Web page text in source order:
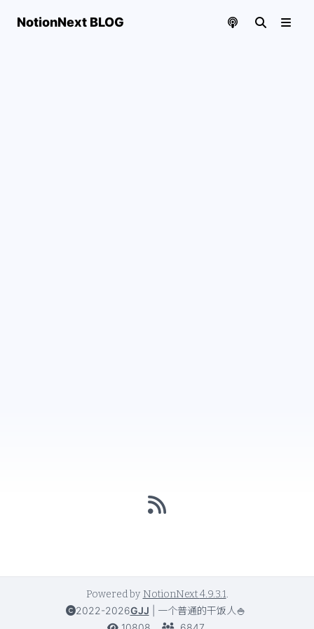
NotionNext BLOG
Powered by NotionNext4.9.3.1.
2022-2026GJJ
一个普通的干饭人🍚